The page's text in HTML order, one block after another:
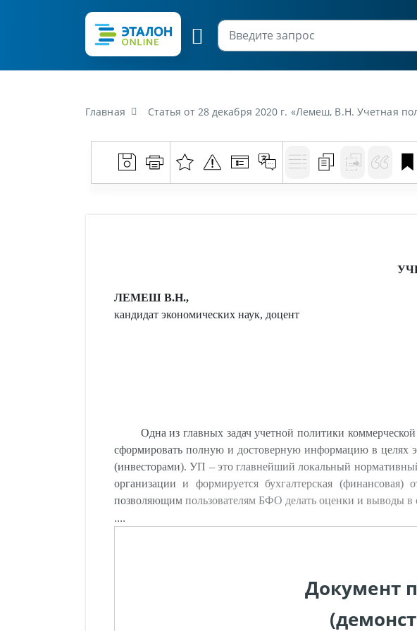
Главная Статья от 28 декабря 2020 г. «Лемеш, В.Н. Учетная
ЛЕМЕШ В.Н.,
кандидат экономических наук, доцент
Одна из главных задач учетной политики
сформировать полную и достоверную информацию в целях
(инвесторами). УП – это главнейший локальный
организации и формируется бухгалтерская
позволяющим пользователям БФО делать оценки и выводы
....
Документ